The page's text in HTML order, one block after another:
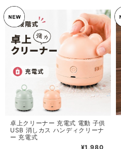
卓上クリーナー 充電式 電動 子供
USB 消しカス ハンディクリーナ
ー 充電式
¥1,980